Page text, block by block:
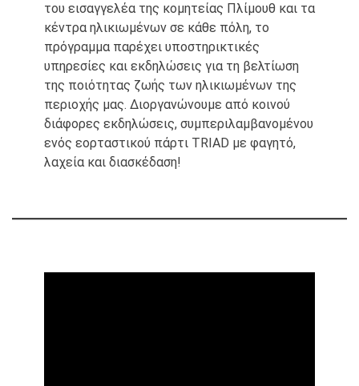
του εισαγγελέα της κομητείας Πλίμουθ και τα
κέντρα ηλικιωμένων σε κάθε πόλη, το
πρόγραμμα παρέχει υποστηρικτικές
υπηρεσίες και εκδηλώσεις για τη βελτίωση
της ποιότητας ζωής των ηλικιωμένων της
περιοχής μας. Διοργανώνουμε από κοινού
διάφορες εκδηλώσεις, συμπεριλαμβανομένου
ενός εορταστικού πάρτι TRIAD με φαγητό,
λαχεία και διασκέδαση!